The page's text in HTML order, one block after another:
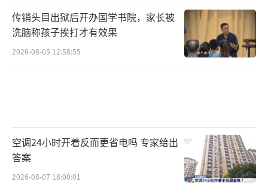
传销头目出狱后开办国学书院，家长被
洗脑称孩子挨打才有效果
2026-08-05 12:58:55
空调24小时开着反而更省电吗 专家给出
答案
2026-08-07 18:00:01